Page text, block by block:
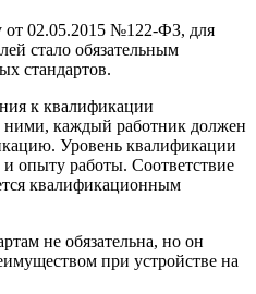
от 02.05.2015 №122-ФЗ, для
стало обязательным
стандартов.
к квалификации
ними, каждый работник должен
Уровень квалификации
опыту работы. Соответствие
квалификационным
не обязательна, но он
при устройстве на